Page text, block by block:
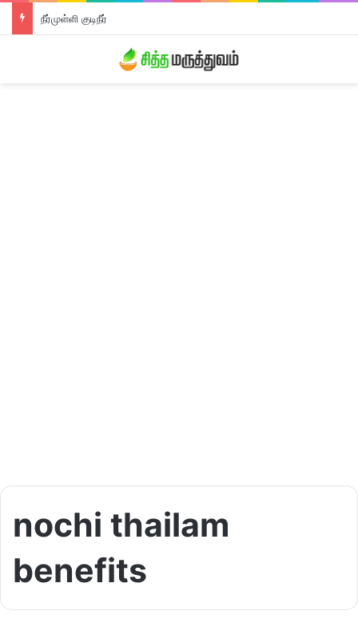
நீர்முள்ளி குடிநீர்
nochi thailam
benefits